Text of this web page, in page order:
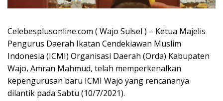
Celebesplusonline.com ( Wajo Sulsel ) – Ketua Majelis
Pengurus Daerah Ikatan Cendekiawan Muslim
Indonesia (ICMI) Organisasi Daerah (Orda) Kabupaten
Wajo, Amran Mahmud, telah memperkenalkan
kepengurusan baru ICMI Wajo yang rencananya
dilantik pada Sabtu (10/7/2021).